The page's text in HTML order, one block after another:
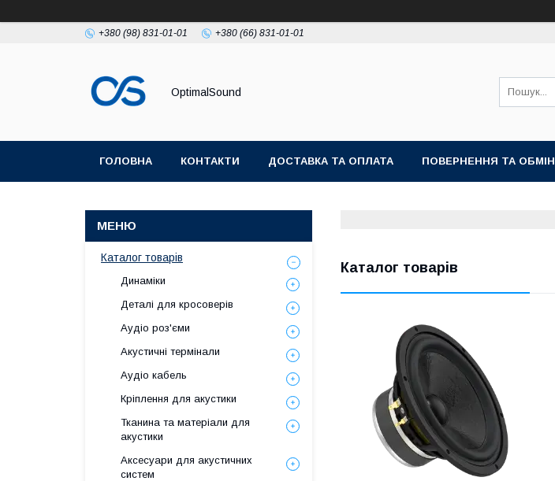
+380 (98) 831-01-01 +380 (66) 831-01-01
OptimalSound
ГОЛОВНА КОНТАКТИ ДОСТАВКА ТА ОПЛАТА ПОВЕРНЕННЯ ТА ОБМІН
Каталог товарів
Каталог товарів
Динаміки
Деталі для кросоверів
Аудіо роз'єми
Акустичні термінали
Аудіо кабель
Кріплення для акустики
Тканина та матеріали для
акустики
Аксесуари для акустичних
систем